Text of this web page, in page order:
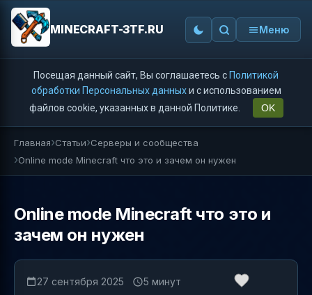
MINECRAFT-3TF.RU Меню
Посещая данный сайт, Вы соглашаетесь с Политикой
обработки Персональных данныхи с использованием
файлов cookie, указанных в данной Политике.
OK
Главная Статьи Серверы и сообщества
Online mode Minecraft что это и зачем он нужен
Online mode Minecraft что это и
зачем он нужен
27 сентября 2025 5 минут